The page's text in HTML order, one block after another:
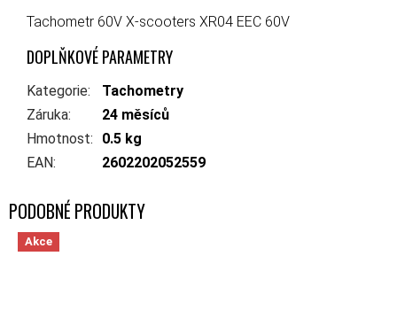
Tachometr 60V X-scooters XR04 EEC 60V
DOPLŇKOVÉ PARAMETRY
Kategorie:
Tachometry
Záruka:
24 měsíců
Hmotnost:
0.5 kg
EAN: 2602202052559
Akce